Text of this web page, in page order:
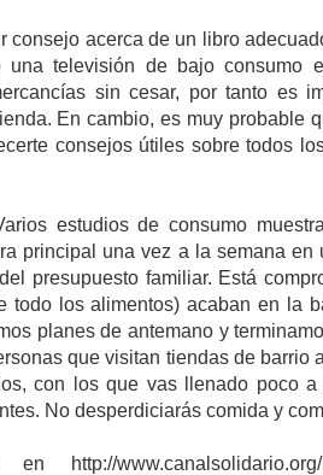
acerca de un libro
televisión de bajo consumo
sin cesar, por tanto es
En cambio, es muy probable
consejos útiles sobre todos
estudios de consumo
principal una vez a la semana
presupuesto familiar. Está
todo los alimentos) acaban en la
planes de antemano y
que visitan tiendas de
con los que vas llenado poco
No desperdiciarás comida y
http://www.canalsolidario.org/